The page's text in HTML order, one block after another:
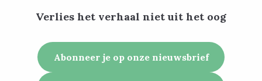
Verlies het verhaal niet uit het oog
Abonneer je op onze nieuwsbrief